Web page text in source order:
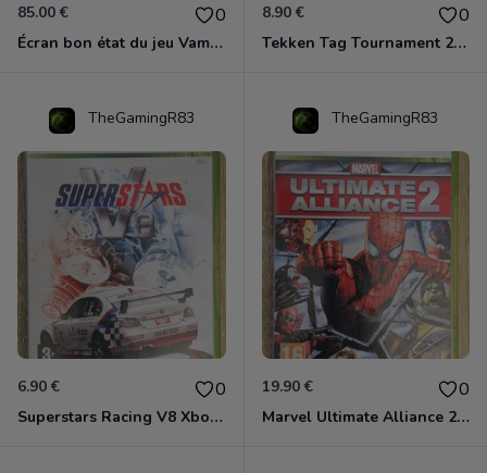
85.00 € 0
Écran bon état du jeu Vampire et livre de règles « la mascarade » état d’usage
8.90 € 0
Tekken Tag Tournament 2 Xbox 360
TheGamingR83
6.90 € 0
Superstars Racing V8 Xbox 360
TheGamingR83
19.90 € 0
Marvel Ultimate Alliance 2 Xbox 360